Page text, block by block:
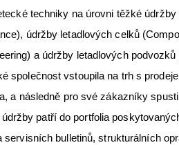
techniky na úrovni těžké
údržby letadlových celků
a údržby letadlových podvozků
společnost vstoupila na trh s
a následně pro své zákazníky
patří do portfolia
bulletinů, strukturálních